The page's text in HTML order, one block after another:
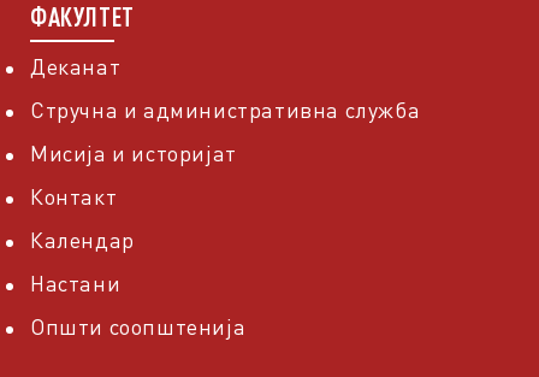
ФАКУЛТЕТ
Деканат
Стручна и административна служба
Мисија и историјат
Контакт
Календар
Настани
Општи соопштенија